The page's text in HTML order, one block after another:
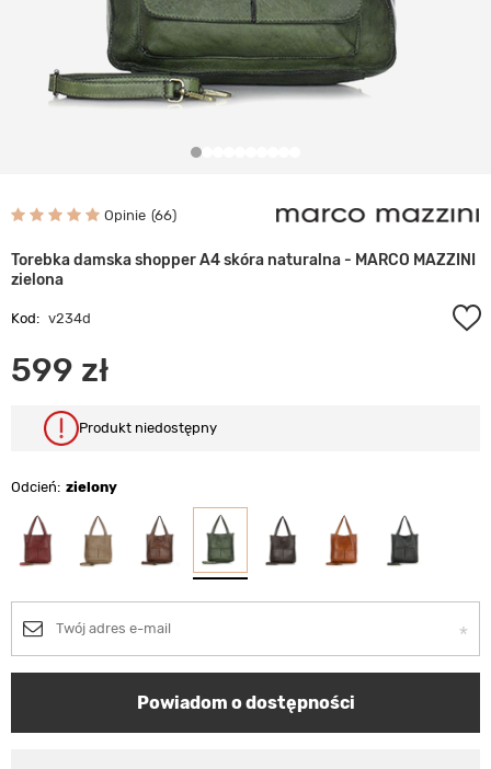
Opinie 66
Torebka damska shopper A4 skóra naturalna - MARCO MAZZINI
zielona
Kod: v234d
599 zł
Produkt niedostępny
Odcień zielony
Powiadom o dostępności